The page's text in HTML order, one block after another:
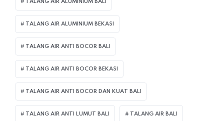
TALANG AIR ALUMINIUM BALI
TALANG AIR ALUMINIUM BEKASI
TALANG AIR ANTI BOCOR BALI
TALANG AIR ANTI BOCOR BEKASI
TALANG AIR ANTI BOCOR DAN KUAT BALI
TALANG AIR ANTI LUMUT BALI TALANG AIR BALI